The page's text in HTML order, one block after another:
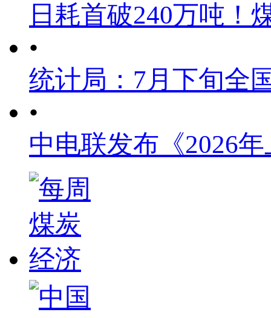
日耗首破240万吨！
•
统计局：7月下旬全
•
中电联发布《2026